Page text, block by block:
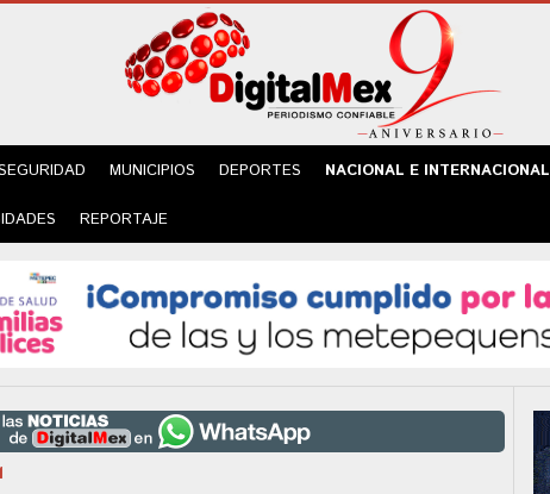
MUNICIPIOS DEPORTES NACIONAL E INTERNACIONAL
REPORTAJE